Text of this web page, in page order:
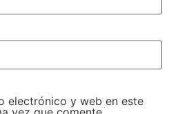
electrónico y web en este